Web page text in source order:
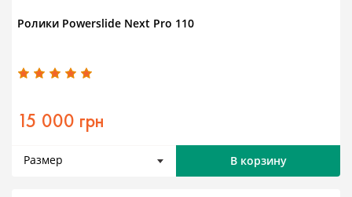
Ролики Powerslide Next Pro 110
15 000 грн
Размер В корзину